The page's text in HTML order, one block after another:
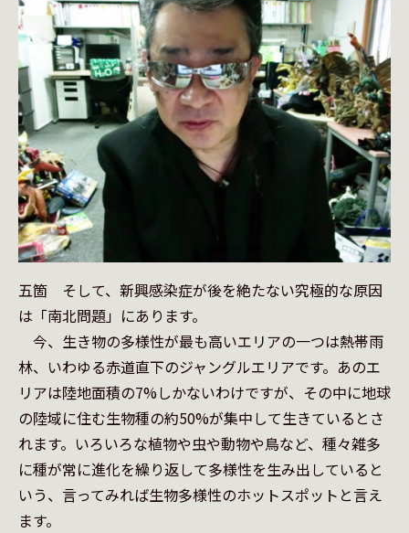
五箇　そして、新興感染症が後を絶たない究極的な原因
は「南北問題」にあります。
今、生き物の多様性が最も高いエリアの一つは熱帯雨
林、いわゆる赤道直下のジャングルエリアです。あのエ
リアは陸地面積の7%しかないわけですが、その中に地球
の陸域に住む生物種の約50%が集中して生きているとさ
れます。いろいろな植物や虫や動物や鳥など、種々雑多
に種が常に進化を繰り返して多様性を生み出していると
いう、言ってみれば生物多様性のホットスポットと言え
ます。